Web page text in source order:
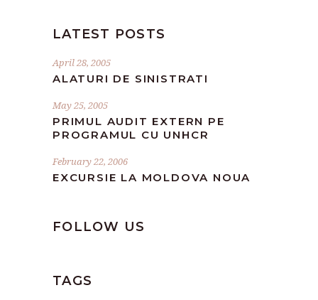
LATEST POSTS
April 28, 2005
ALATURI DE SINISTRATI
May 25, 2005
PRIMUL AUDIT EXTERN PE
PROGRAMUL CU UNHCR
February 22, 2006
EXCURSIE LA MOLDOVA NOUA
FOLLOW US
TAGS